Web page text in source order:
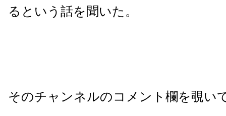
るという話を聞いた。
そのチャンネルのコメント欄を覗い